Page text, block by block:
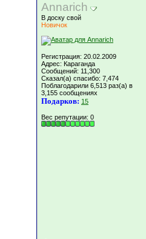
Annarich
В доску свой
Новичок
Регистрация: 20.02.2009
Адрес: Караганда
Сообщений: 11,300
Сказал(а) спасибо: 7,474
Поблагодарили 6,513 раз(а) в
3,155 сообщениях
Подарков: 15
Вес репутации: 0